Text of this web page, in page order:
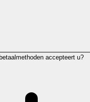
accepteert u?